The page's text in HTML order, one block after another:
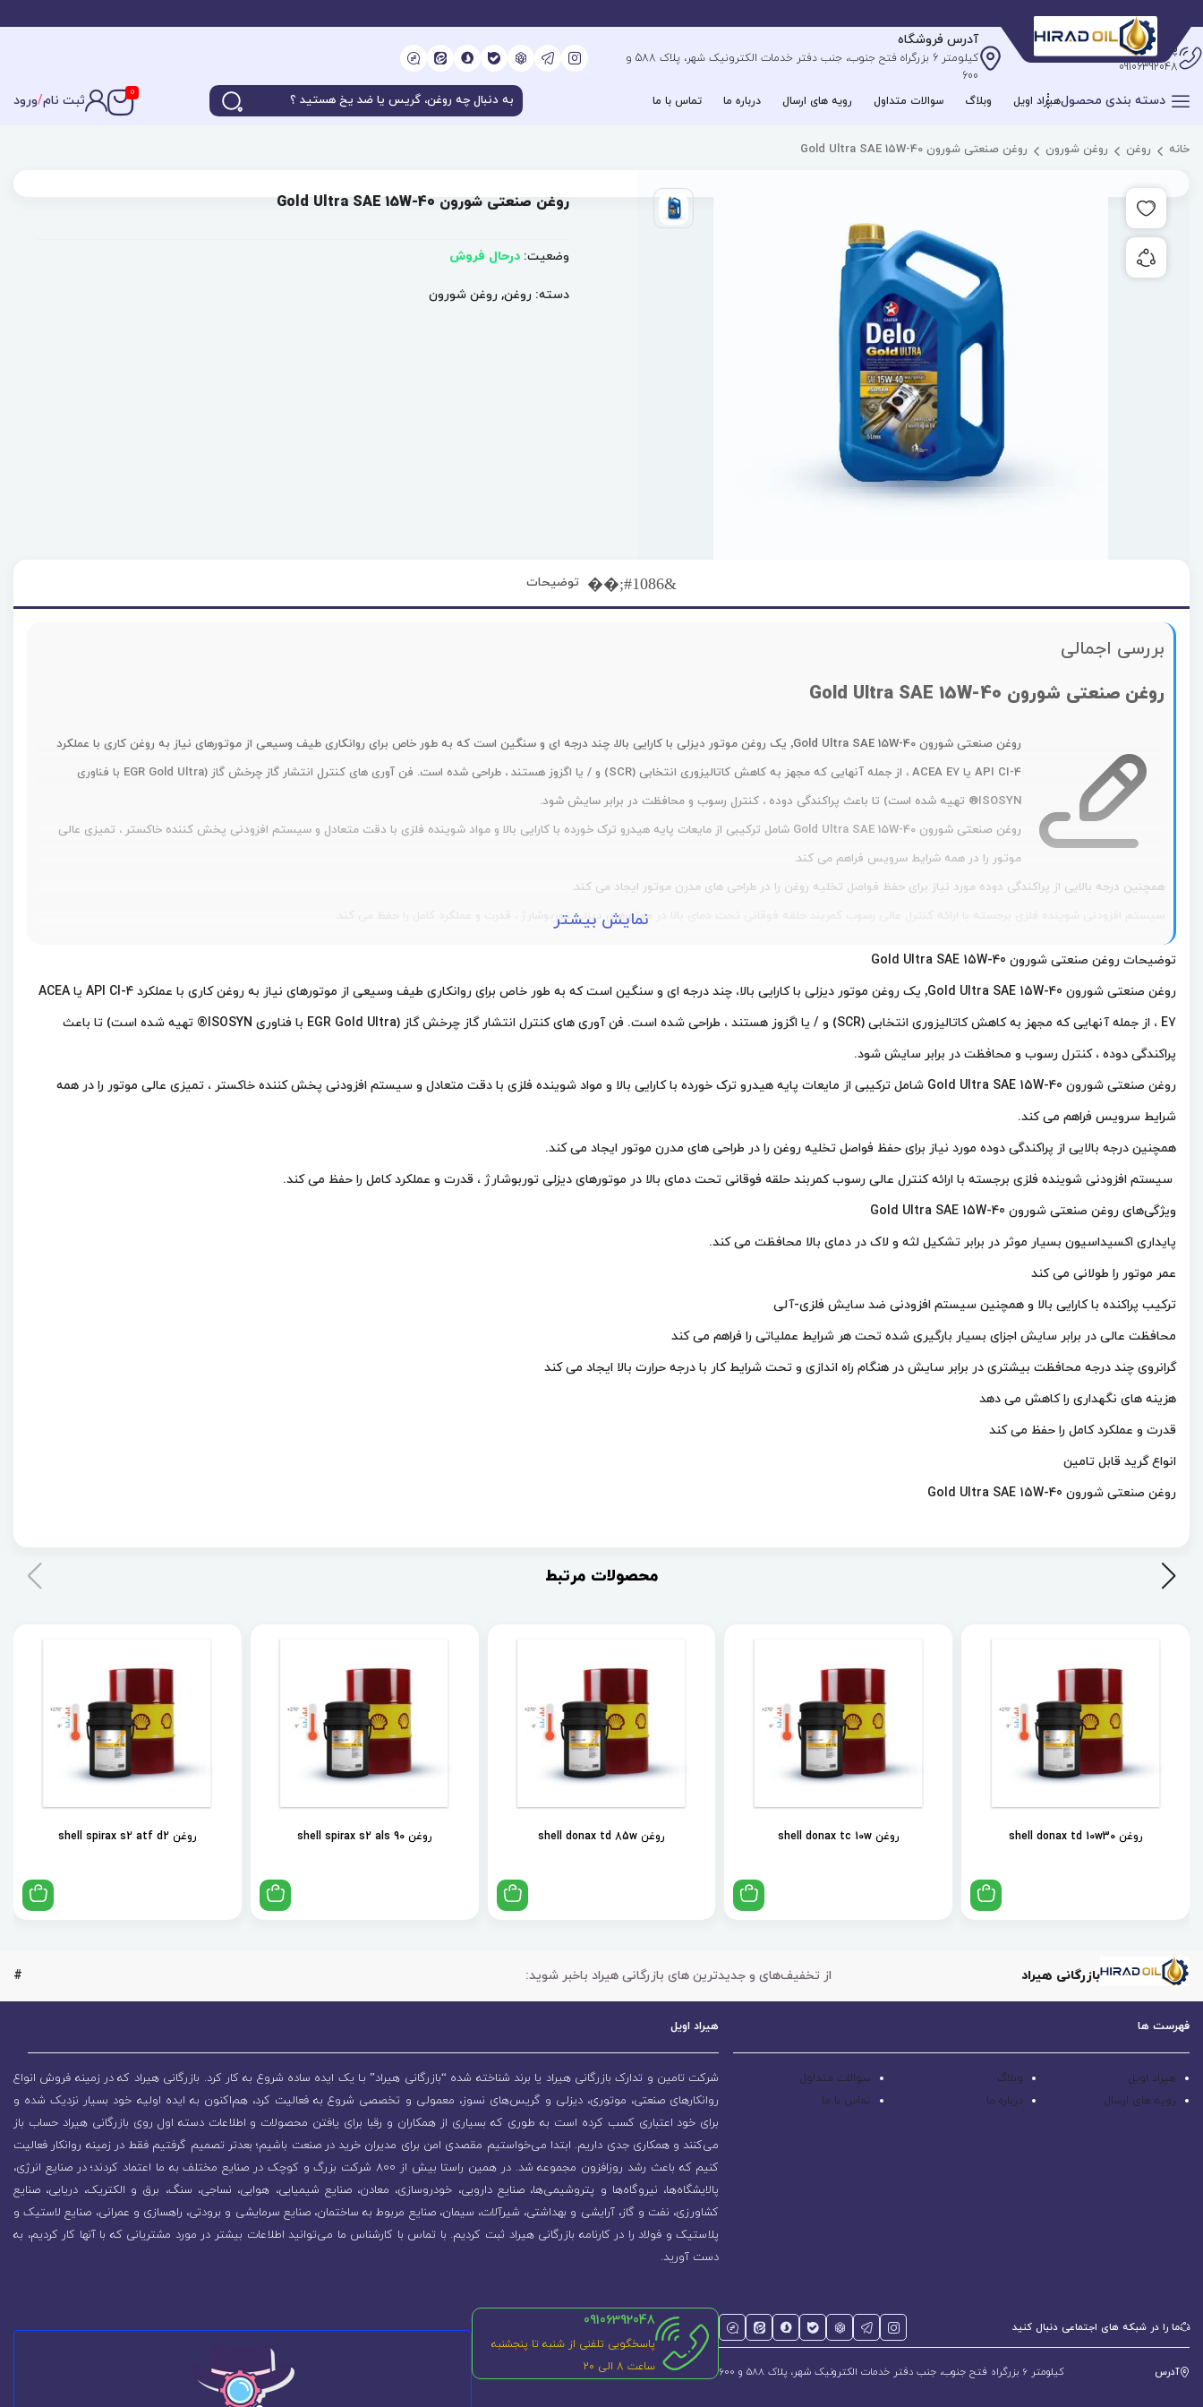
پشتیبانی آنلاین
09106392048
آدرس فروشگاه
کیلومتر 6 بزرگراه فتح جنوب، جنب دفتر خدمات الکترونیک شهر، پلاک 588 و
600
دسته بندی محصولهیراد اویل وبلاگ سوالات متداول رویه های ارسال درباره ما تماس با ما
0 ثبت نام/ورود
خانه روغن روغن شورون روغن صنعتی شورون Gold Ultra SAE 15W-40
روغن صنعتی شورون Gold Ultra SAE 15W-40
وضعیت: درحال فروش
دسته: روغن, روغن شورون
توضیحات
بررسی اجمالی
روغن صنعتی شورون Gold Ultra SAE 15W-40
روغن صنعتی شورون ٬Gold Ultra SAE 15W-40 یک روغن موتور دیزلی با کارایی بالا، چند درجه ای و سنگین است که به طور خاص برای روانکاری طیف وسیعی از موتورهای نیاز به روغن کاری با عملکرد
API CI-4 یا ACEA E7 ، از جمله آنهایی که مجهز به کاهش کاتالیزوری انتخابی (SCR) و / یا اگزوز هستند ، طراحی شده است. فن آوری های کنترل انتشار گاز چرخش گاز (EGR Gold Ultra با فناوری
ISOSYN® تهیه شده است) تا باعث پراکندگی دوده ، کنترل رسوب و محافظت در برابر سایش شود.
روغن صنعتی شورون Gold Ultra SAE 15W-40 شامل ترکیبی از مایعات پایه هیدرو ترک خورده با کارایی بالا و مواد شوینده فلزی با دقت متعادل و سیستم افزودنی پخش کننده خاکستر ، تمیزی عالی
موتور را در همه شرایط سرویس فراهم می کند.
همچنین درجه بالایی از پراکندگی دوده مورد نیاز برای حفظ فواصل تخلیه روغن را در طراحی های مدرن موتور ایجاد می کند.
سیستم افزودنی شوینده فلزی برجسته با ارائه کنترل عالی رسوب کمربند حلقه فوقانی تحت دمای بالا در موتورهای دیزلی توربوشارژ ، قدرت و عملکرد کامل را حفظ می کند.
نمایش بیشتر
توضیحات روغن صنعتی شورون Gold Ultra SAE 15W-40
روغن صنعتی شورون ٬Gold Ultra SAE 15W-40 یک روغن موتور دیزلی با کارایی بالا، چند درجه ای و سنگین است که به طور خاص برای روانکاری طیف وسیعی از موتورهای نیاز به روغن کاری با عملکرد API CI-4 یا ACEA
E7 ، از جمله آنهایی که مجهز به کاهش کاتالیزوری انتخابی (SCR) و / یا اگزوز هستند ، طراحی شده است.
فن آوری های کنترل انتشار گاز چرخش گاز (EGR
Gold Ultra با فناوری ISOSYN® تهیه شده است) تا باعث
پراکندگی دوده ، کنترل رسوب و محافظت در برابر سایش شود.
روغن صنعتی شورون Gold Ultra SAE 15W-40 شامل ترکیبی از مایعات پایه هیدرو ترک خورده با کارایی بالا و مواد شوینده فلزی با دقت متعادل و سیستم افزودنی پخش کننده خاکستر ، تمیزی عالی موتور را در همه
شرایط سرویس فراهم می کند.
همچنین درجه بالایی از پراکندگی دوده مورد نیاز برای حفظ فواصل تخلیه روغن را در طراحی های مدرن موتور ایجاد می کند.
سیستم افزودنی شوینده فلزی برجسته با ارائه کنترل عالی رسوب کمربند حلقه فوقانی تحت دمای بالا در موتورهای دیزلی توربوشارژ ، قدرت و عملکرد کامل را حفظ می کند.
ویژگی‌های روغن صنعتی شورون Gold Ultra SAE 15W-40
پایداری اکسیداسیون بسیار موثر در برابر تشکیل لثه و لاک در دمای بالا محافظت می کند.
عمر موتور را طولانی می کند
ترکیب پراکنده با کارایی بالا و همچنین سیستم افزودنی ضد سایش فلزی-آلی
محافظت عالی در برابر سایش اجزای بسیار بارگیری شده تحت هر شرایط عملیاتی را فراهم می کند
گرانروی چند درجه محافظت بیشتری در برابر سایش در هنگام راه اندازی و تحت شرایط کار با درجه حرارت بالا ایجاد می کند
هزینه های نگهداری را کاهش می دهد
قدرت و عملکرد کامل را حفظ می کند
انواع گرید قابل تامین
روغن صنعتی شورون Gold Ultra SAE 15W-40
محصولات مرتبط
روغن shell donax td 10w30 روغن shell donax tc 10w روغن shell donax td 85w روغن shell spirax s2 als 90 روغن shell spirax s2 atf d2
بازرگانی هیراد از تخفیف‌های و جدیدترین های بازرگانی هیراد باخبر شوید: #
فهرست ها
هیراد اویل وبلاگ
سوالات متداول
رویه های ارسال
درباره ما تماس با ما
هیراد اویل
شرکت تامین و تدارک بازرگانی هیراد یا برند شناخته شده “بازرگانی هیراد” بـا یک ایده ساده شروع به کار کرد. بازرگانی هیراد که در زمینه فروش انواع
روانکارهای صنعتی، موتوری، دیزلی و گریس‌های نسوز، معمولی و تخصصی شروع به فعالیت کرد، هم‌اکنون به ایده اولیه خود بسیار نزدیک شده و
برای خود اعتباری کسب کرده است به طوری که بسیاری از همکاران و رقبا برای یافتن محصولات و اطلاعات دسته اول روی بازرگانی هیراد حساب باز
می‌کنند و همکاری جدی داریم. ابتدا می‌خواستیم مقصدی امن برای مدیران خرید در صنعت باشیم؛ بعدتر تصمیم گرفتیم فقط در زمینه روانکار فعالیت
کنیم که باعث رشد روزافزون مجموعه شد. در همین راستا بیش از 800 شرکت بزرگ و کوچک در صنایع مختلف به ما اعتماد کردند؛ در صنایع انرژی،
پالایشگاه‌ها، نیروگاه‌ها و پتروشیمی‌ها، صنایع دارویی، خودروسازی، معادن، صنایع شیمیایی، هوایی، نساجی، سنگ، برق و الکتریک، دریایی، صنایع
کشاورزی، نفت و گاز، آرایشی و بهداشتی، شیرآلات، سیمان، صنایع مربوط به ساختمان، صنایع سرمایشی و برودتی، راهسازی و عمرانی، صنایع لاستیک و
پلاستیک و فولاد را در کارنامه بازرگانی هیراد ثبت کردیم. با تماس با کارشناس ما می‌توانید اطلاعات بیشتر در مورد مشتریانی که با آنها کار کردیم، به
دست آورید.
ما را در شبکه های اجتماعی دنبال کنید
آدرس کیلومتر 6 بزرگراه فتح جنوب، جنب دفتر خدمات الکترونیک شهر، پلاک 588 و 600
09106392048
پاسخگویی تلفنی از شنبه تا پنجشنبه
ساعت 8 الی ۲۰